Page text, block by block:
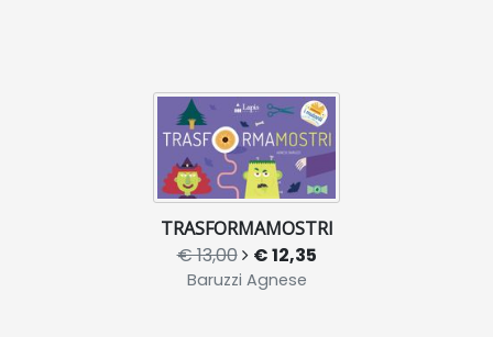
TRASFORMAMOSTRI
€ 13,00 € 12,35
Baruzzi Agnese